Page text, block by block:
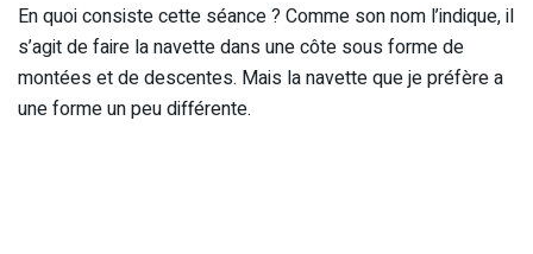
En quoi consiste cette séance ? Comme son nom l’indique, il
s’agit de faire la navette dans une côte sous forme de
montées et de descentes. Mais la navette que je préfère a
une forme un peu différente.